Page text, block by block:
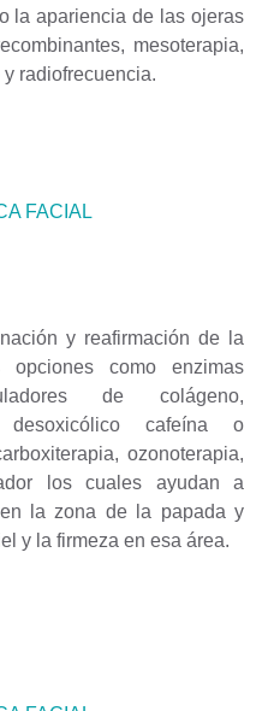
la apariencia de las ojeras
mesoterapia,
radiofrecuencia.
FACIAL
y reafirmación de la
opciones como enzimas
de colágeno,
cafeína o
ozonoterapia,
los cuales ayudan a
la zona de la papada y
y la firmeza en esa área.